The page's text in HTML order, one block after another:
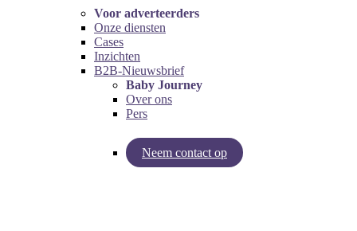
Voor adverteerders
Onze diensten
Cases
Inzichten
B2B-Nieuwsbrief
Baby Journey
Over ons
Pers
Neem contact op
Inzichten van Baby Journey